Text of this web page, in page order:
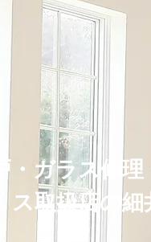
・ガラス修理
ス取扱店の細